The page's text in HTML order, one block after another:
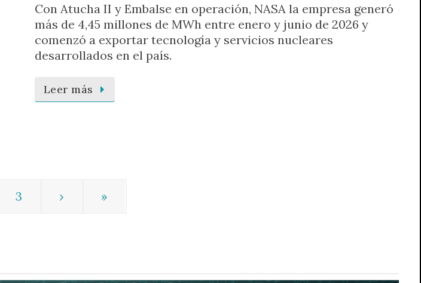
Con Atucha II y Embalse en operación, NASA la empresa generó
más de 4,45 millones de MWh entre enero y junio de 2026 y
comenzó a exportar tecnología y servicios nucleares
desarrollados en el país.
Leer más
3 › »